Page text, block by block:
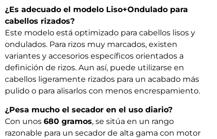
¿Es adecuado el modelo Liso+Ondulado para
cabellos rizados?
Este modelo está optimizado para cabellos lisos y
ondulados. Para rizos muy marcados, existen
variantes y accesorios específicos orientados a
definición de rizos. Aun así, puede utilizarse en
cabellos ligeramente rizados para un acabado más
pulido o para alisarlos con menos encrespamiento.
¿Pesa mucho el secador en el uso diario?
Con unos 680 gramos, se sitúa en un rango
razonable para un secador de alta gama con motor